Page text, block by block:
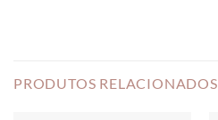
PRODUTOS RELACIONADOS